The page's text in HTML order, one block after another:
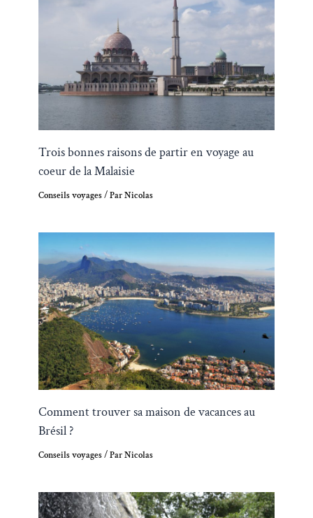
Trois bonnes raisons de partir en voyage au
coeur de la Malaisie
Conseils voyages/ ParNicolas
Comment trouver sa maison de vacances au
Brésil ?
Conseils voyages/ ParNicolas